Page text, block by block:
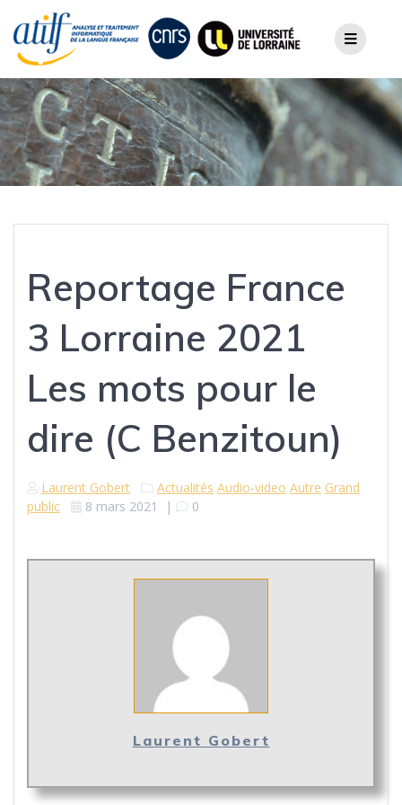
content
Reportage France
3 Lorraine 2021
Les mots pour le
dire (C Benzitoun)
Laurent Gobert Actualités Audio-video Autre Grand
public
8 mars 2021 | 0
Laurent Gobert